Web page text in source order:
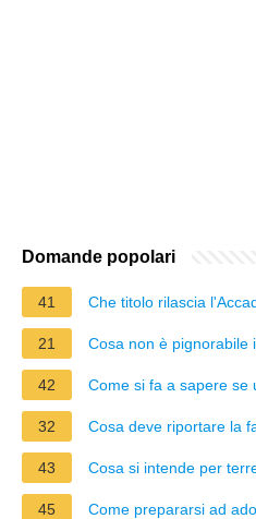
Domande popolari
41 Che titolo rilascia
21 Cosa non è pignorabile
42 Come si fa a sapere se
32 Cosa deve riportare la
43 Cosa si intende per
45 Come prepararsi ad